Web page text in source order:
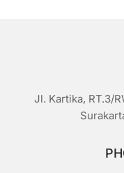
Jl. Kartika, RT.3/